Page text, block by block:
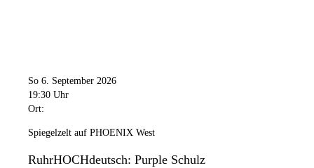
So 6. September 2026
19:30 Uhr
Ort:
Spiegelzelt auf PHOENIX West
RuhrHOCHdeutsch: Purple Schulz